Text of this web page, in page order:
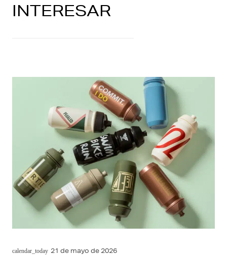
INTERESAR
calendar_today 21 de mayo de 2026